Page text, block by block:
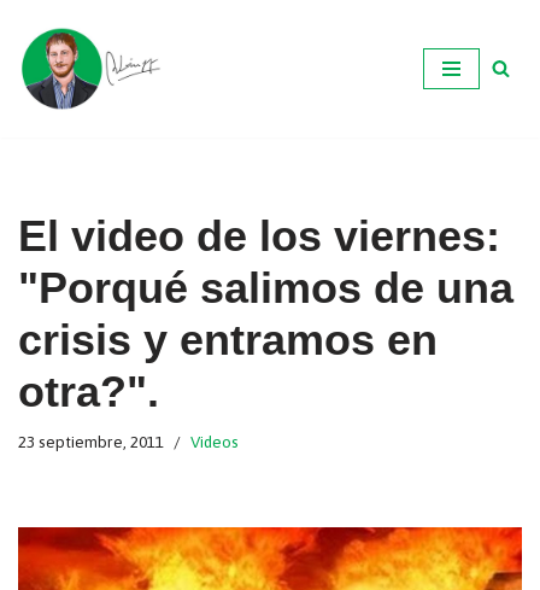
Ir
al
El video de los viernes:
"Porqué salimos de una
crisis y entramos en
otra?".
23 septiembre, 2011 Videos